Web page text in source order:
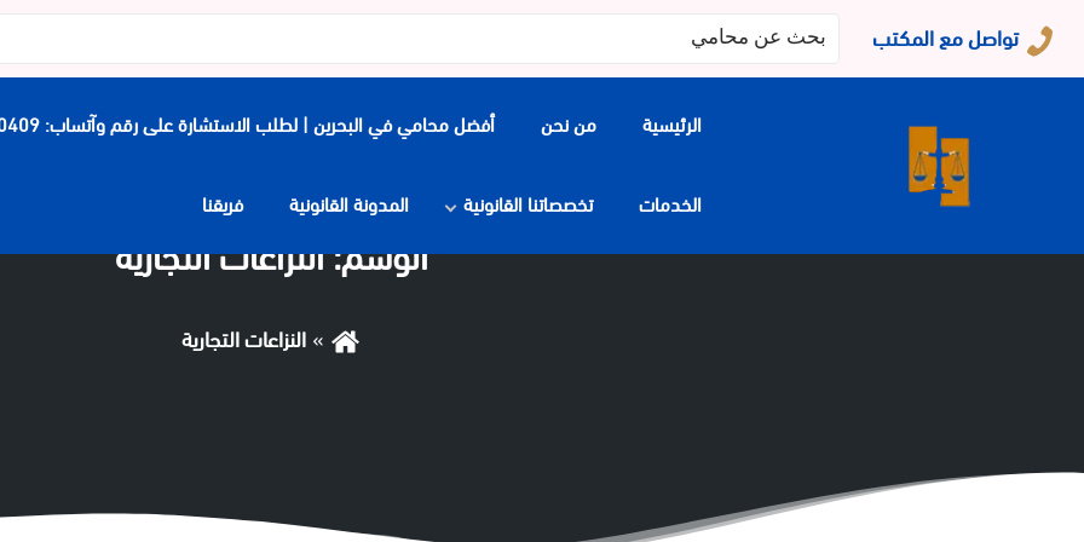
تواصل مع المكتب
البحث
عن:
الرئيسية من نحن أفضل محامي في البحرين | لطلب الاستشارة على رقم وآتساب: 0097339900409
الخدمات تخصصاتنا القانونية المدونة القانونية فريقنا
الوسم:النزاعات التجارية
النزاعات التجارية